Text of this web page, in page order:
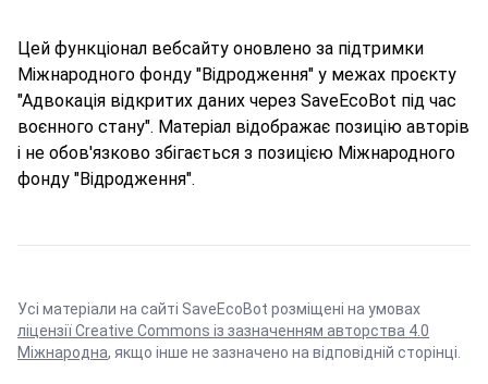
Цей функціонал вебсайту оновлено за підтримки
Міжнародного фонду "Відродження" у межах проєкту
"Адвокація відкритих даних через SaveEcoBot під час
воєнного стану". Матеріал відображає позицію авторів
і не обов'язково збігається з позицією Міжнародного
фонду "Відродження".
Усі матеріали на сайті SaveEcoBot розміщені на умовах
ліцензії Creative Commons із зазначенням авторства 4.0
Міжнародна, якщо інше не зазначено на відповідній сторінці.